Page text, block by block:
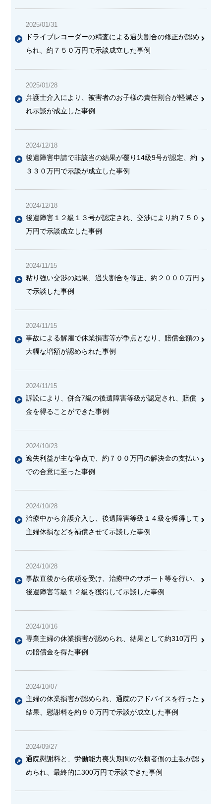
2025/01/31
ドライブレコーダーの精査による過失割合の修正が認め
られ、約７５０万円で示談成立した事例
2025/01/28
弁護士介入により、被害者のお子様の責任割合が軽減さ
れ示談が成立した事例
2024/12/18
後遺障害申請で非該当の結果が覆り14級9号が認定、約
３３０万円で示談が成立した事例
2024/12/18
後遺障害１２級１３号が認定され、交渉により約７５０
万円で示談成立した事例
2024/11/15
粘り強い交渉の結果、過失割合を修正、約２０００万円
で示談した事例
2024/11/15
事故による解雇で休業損害等が争点となり、賠償金額の
大幅な増額が認められた事例
2024/11/15
訴訟により、併合7級の後遺障害等級が認定され、賠償
金を得ることができた事例
2024/10/23
逸失利益が主な争点で、約７００万円の解決金の支払い
での合意に至った事例
2024/10/28
治療中から弁護介入し、後遺障害等級１４級を獲得して
主婦休損などを補償させて示談した事例
2024/10/28
事故直後から依頼を受け、治療中のサポート等を行い、
後遺障害等級１２級を獲得して示談した事例
2024/10/16
専業主婦の休業損害が認められ、結果として約310万円
の賠償金を得た事例
2024/10/07
主婦の休業損害が認められ、通院のアドバイスを行った
結果、慰謝料を約９０万円で示談が成立した事例
2024/09/27
通院慰謝料と、労働能力喪失期間の依頼者側の主張が認
められ、最終的に300万円で示談できた事例